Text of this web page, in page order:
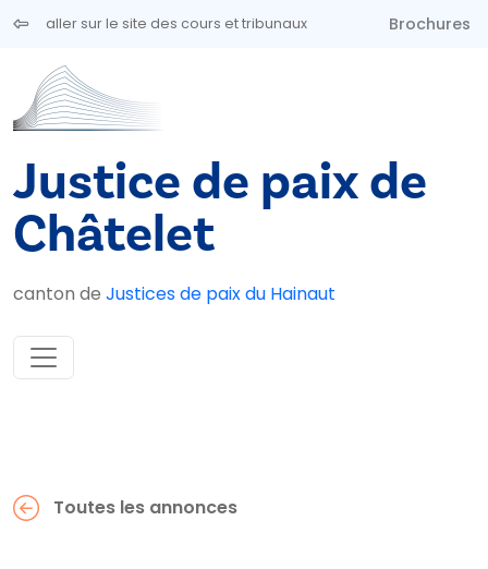
Aller au contenu principal
aller sur le site des cours et tribunaux Brochures
Justice de paix de
Châtelet
canton de Justices de paix du Hainaut
Toutes les annonces